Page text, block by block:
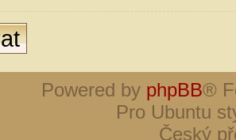
Powered by phpBB®
Pro Ubuntu
Český